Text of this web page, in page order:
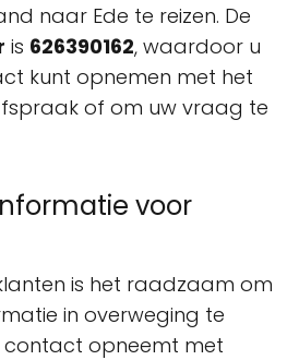
naar Ede te reizen. De
is 626390162, waardoor u
kunt opnemen met het
of om uw vraag te
voor
is het raadzaam om
in overweging te
opneemt met